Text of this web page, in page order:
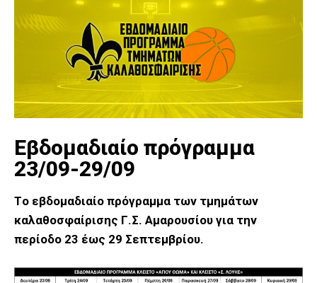
Εβδομαδιαίο πρόγραμμα
23/09-29/09
Tο εβδομαδιαίο πρόγραμμα των τμημάτων
καλαθοσφαίρισης Γ.Σ. Αμαρουσίου για την
περίοδο 23 έως 29 Σεπτεμβρίου.